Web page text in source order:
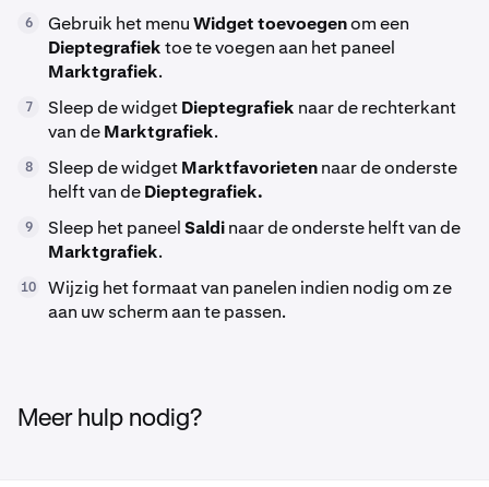
6 Gebruik het menuWidget toevoegenom een
Dieptegrafiektoe te voegen aan het paneel
Marktgrafiek.
7 Sleep de widgetDieptegrafiek naar de rechterkant
van deMarktgrafiek.
8 Sleep de widgetMarktfavorietennaar de onderste
helft van deDieptegrafiek.
9 Sleep het paneelSaldinaar de onderste helft van de
Marktgrafiek.
10
Wijzig het formaat van panelen indien nodig om ze
aan uw scherm aan te passen.
Meer hulp nodig?